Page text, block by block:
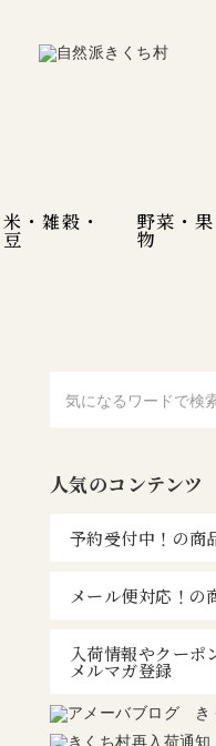
米・雑穀・
豆
野菜・果
物
人気のコンテンツ
予約受付中！の商
メール便対応！の
入荷情報やクーポ
メルマガ登録